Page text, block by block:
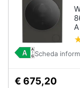
Scheda
€ 675,20